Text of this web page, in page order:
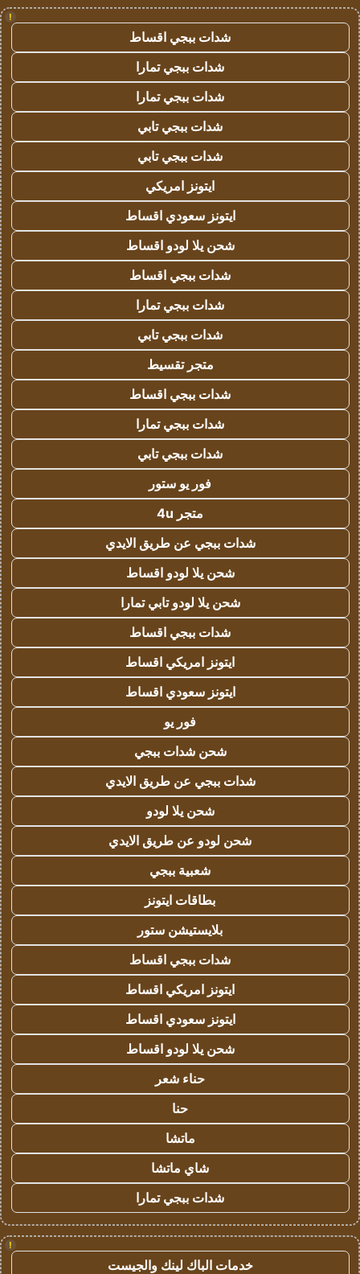
!
شدات ببجي اقساط
شدات ببجي تمارا
شدات ببجي تمارا
شدات ببجي تابي
شدات ببجي تابي
ايتونز امريكي
ايتونز سعودي اقساط
شحن يلا لودو اقساط
شدات ببجي اقساط
شدات ببجي تمارا
شدات ببجي تابي
متجر تقسيط
شدات ببجي اقساط
شدات ببجي تمارا
شدات ببجي تابي
فور يو ستور
متجر 4u
شدات ببجي عن طريق الايدي
شحن يلا لودو اقساط
شحن يلا لودو تابي تمارا
شدات ببجي اقساط
ايتونز امريكي اقساط
ايتونز سعودي اقساط
فور يو
شحن شدات ببجي
شدات ببجي عن طريق الايدي
شحن يلا لودو
شحن لودو عن طريق الايدي
شعبية ببجي
بطاقات ايتونز
بلايستيشن ستور
شدات ببجي اقساط
ايتونز امريكي اقساط
ايتونز سعودي اقساط
شحن يلا لودو اقساط
حناء شعر
حنا
ماتشا
شاي ماتشا
شدات ببجي تمارا
!
خدمات الباك لينك والجيست